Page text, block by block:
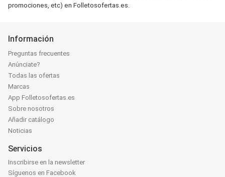
promociones, etc) en Folletosofertas.es.
Información
Preguntas frecuentes
Anúnciate?
Todas las ofertas
Marcas
App Folletosofertas.es
Sobre nosotros
Añadir catálogo
Noticias
Servicios
Inscribirse en la newsletter
Síguenos en Facebook